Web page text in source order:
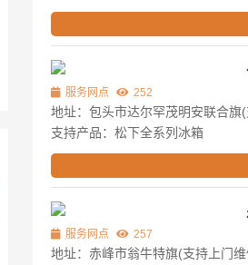
服务网点 252
地址：包头市达尔罕茂明安联合旗
支持产品：松下全系列冰箱
服务网点 257
地址：赤峰市翁牛特旗(支持上门